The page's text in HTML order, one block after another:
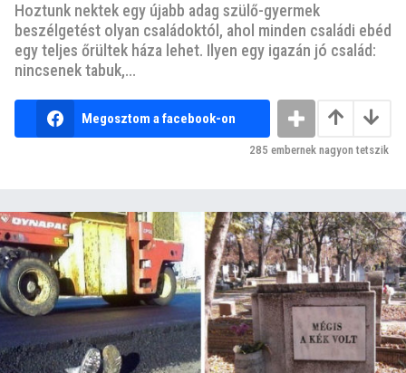
Hoztunk nektek egy újabb adag szülő-gyermek
beszélgetést olyan családoktól, ahol minden családi ebéd
egy teljes őrültek háza lehet. Ilyen egy igazán jó család:
nincsenek tabuk,...
Megosztom a facebook-on
285 embernek nagyon tetszik